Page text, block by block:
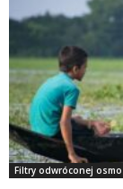
Filtry odwróconej